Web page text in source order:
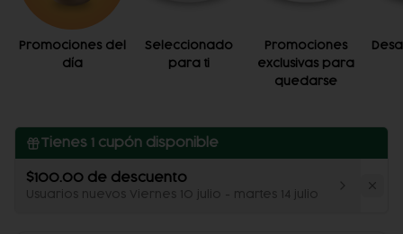
Promociones del
día
Seleccionado
para ti
Promociones
exclusivas para
quedarse
Tienes 1 cupón disponible
$100.00 de descuento
Usuarios nuevos Viernes 10 julio - martes 14 julio